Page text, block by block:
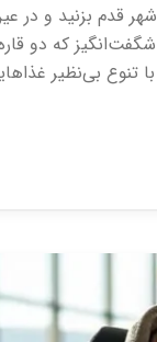
شهر قدم بزنید و
که دو
تنوع بی‌نظیر